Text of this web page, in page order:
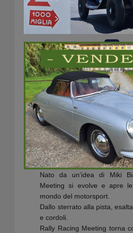
Data / Ora
07/02/2026 - 08/02/2026
9:30 - 19:00
Luogo
Fiera di Vicenza
www.racingmeeting.it
Nato da un’idea di Miki
Meeting si evolve e apre
mondo del motorsport.
Dallo sterrato alla pista,
e cordoli.
Rally Racing Meeting torna